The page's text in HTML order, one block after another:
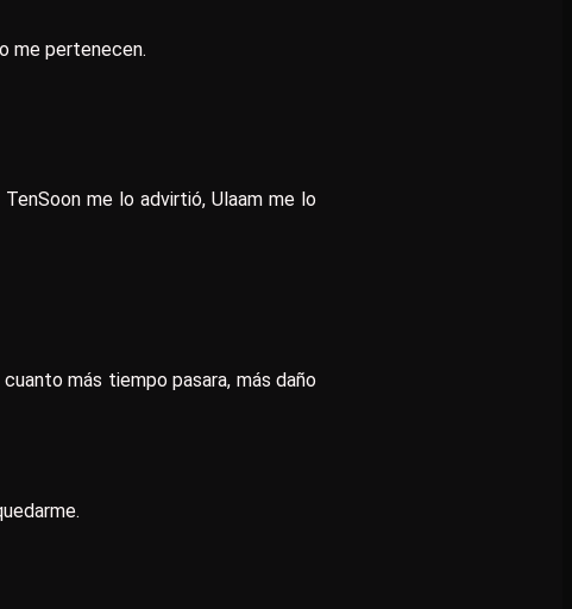
me pertenecen.
me lo advirtió, Ulaam me lo
más tiempo pasara, más daño